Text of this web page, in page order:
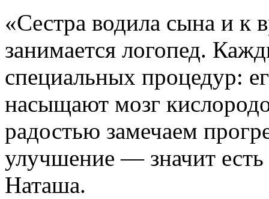
«Сестра водила сына и к
занимается логопед.
специальных процедур:
насыщают мозг
радостью замечаем
улучшение — значит
Наташа.